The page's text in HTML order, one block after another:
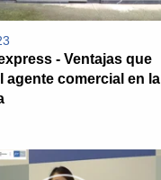
- Ventajas que
agente comercial en la